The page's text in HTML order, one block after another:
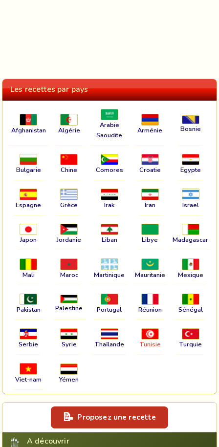
Les recettes par pays
Afghanistan Algérie
Arabie
Saoudite
Arménie Bosnie
Bulgarie Chine Comores Croatie Egypte
Espagne Grèce Irak Iran Israel
Japon Jordanie Liban Libye Madagascar
Mali Maroc Martinique Mauritanie Mexique
Pakistan Palestine Portugal Réunion Sénégal
Serbie Syrie Thaïlande Tunisie Turquie
Viet-nam Yémen
Proposez une recette
A découvrir